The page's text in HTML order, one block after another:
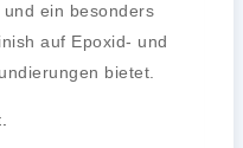
ein besonders
auf Epoxid- und
bietet.